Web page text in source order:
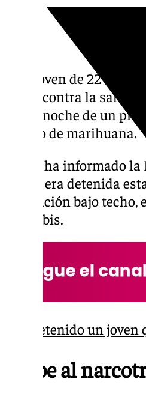
Una joven de 22
delito contra la salud
por la noche de un
cultivo de marihuana.
Según ha informado
noche era detenida
plantación bajo techo,
cannabis.
Detenido un
Golpe al